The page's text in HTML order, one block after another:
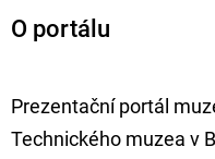
O portálu
Prezentační portál
Technického muzea v